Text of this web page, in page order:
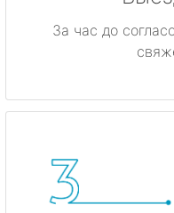
За час до